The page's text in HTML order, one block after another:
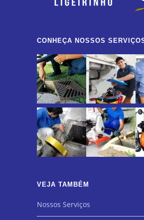
CONHEÇA NOSSOS
VEJA TAMBÉM
Nossos Serviços